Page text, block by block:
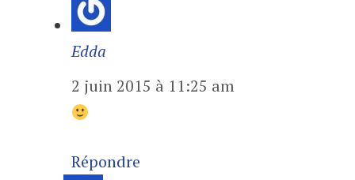
Edda
2 juin 2015 à 11:25 am
Répondre